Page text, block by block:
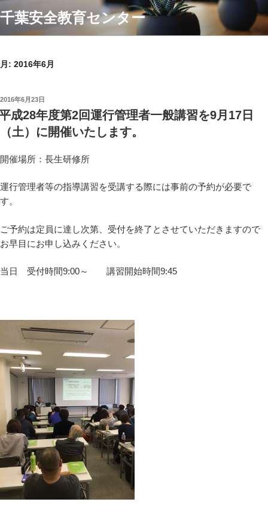
ン
テ
ツ
キ
ッ
プ
千葉安全教育センター
月: 2016年6月
投
稿
日:
2016年6月23日
成28年度第2回運行管理者一般講習を9月17日
（土）に開催いたします。
開催場所：長生研修所
運行管理者等の指導講習を受講する際には事前の予約が必要で
す。
ご予約は定員に達し次第、受付を終了とさせていただきますので
お早目にお申し込みください。
当日 受付時間9:00～ 講習開始時間9:45